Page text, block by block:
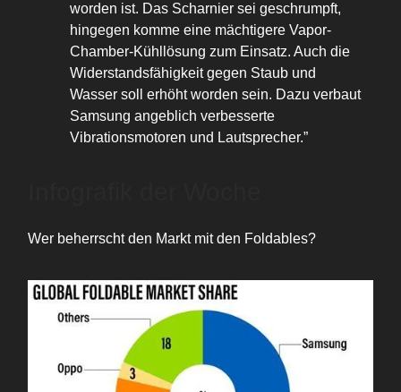
worden ist. Das Scharnier sei geschrumpft,
hingegen komme eine mächtigere Vapor-
Chamber-Kühllösung zum Einsatz. Auch die
Widerstandsfähigkeit gegen Staub und
Wasser soll erhöht worden sein. Dazu verbaut
Samsung angeblich verbesserte
Vibrationsmotoren und Lautsprecher.”
Wer beherrscht den Markt mit den Foldables?